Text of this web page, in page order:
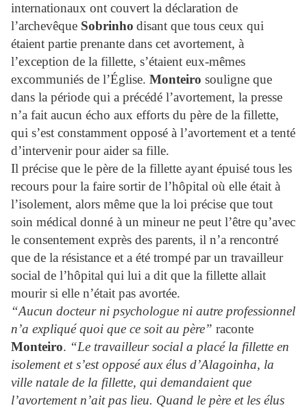
internationaux ont couvert la déclaration de
l’archevêque Sobrinho disant que tous ceux qui
étaient partie prenante dans cet avortement, à
l’exception de la fillette, s’étaient eux-mêmes
excommuniés de l’Église. Monteiro souligne que
dans la période qui a précédé l’avortement, la presse
n’a fait aucun écho aux efforts du père de la fillette,
qui s’est constamment opposé à l’avortement et a tenté
d’intervenir pour aider sa fille.
Il précise que le père de la fillette ayant épuisé tous les
recours pour la faire sortir de l’hôpital où elle était à
l’isolement, alors même que la loi précise que tout
soin médical donné à un mineur ne peut l’être qu’avec
le consentement exprès des parents, il n’a rencontré
que de la résistance et a été trompé par un travailleur
social de l’hôpital qui lui a dit que la fillette allait
mourir si elle n’était pas avortée.
“Aucun docteur ni psychologue ni autre professionnel
n’a expliqué quoi que ce soit au père” raconte
Monteiro. “Le travailleur social a placé la fillette en
isolement et s’est opposé aux élus d’Alagoinha, la
ville natale de la fillette, qui demandaient que
l’avortement n’ait pas lieu. Quand le père et les élus